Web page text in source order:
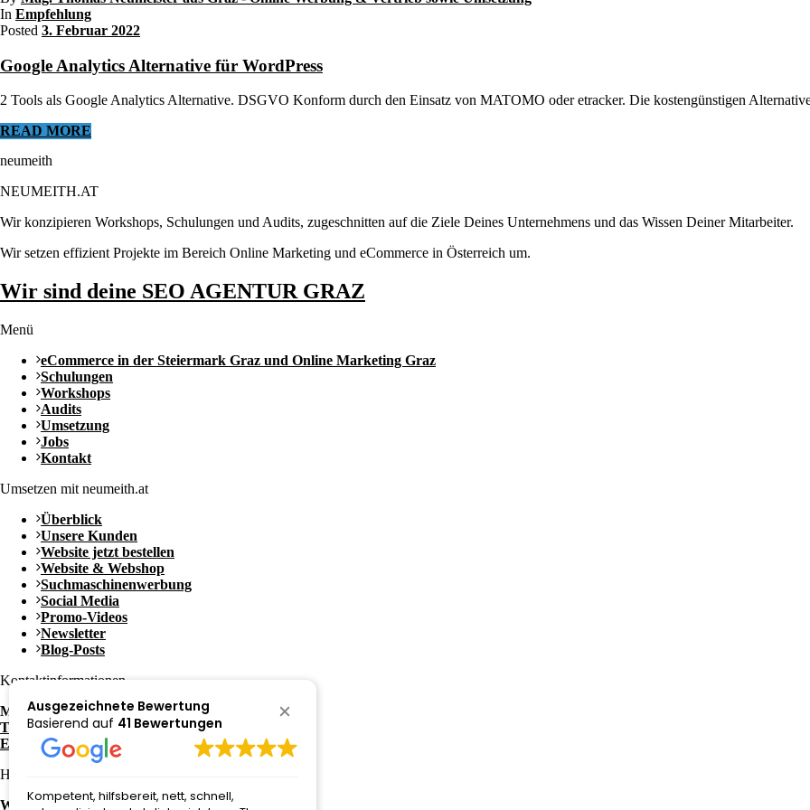
In Empfehlung
Posted 3. Februar 2022
Google Analytics Alternative für WordPress
2 Tools als Google Analytics Alternative. DSGVO Konform durch den Einsatz von MATOMO oder etracker. Die kostengünstigen
READ MORE
neumeith
NEUMEITH.AT
Wir konzipieren Workshops, Schulungen und Audits, zugeschnitten auf die Ziele Deines Unternehmens und das Wissen Deiner Mitarbeiter.
Wir setzen effizient Projekte im Bereich Online Marketing und eCommerce in Österreich um.
Wir sind deine SEO AGENTUR GRAZ
Menü
eCommerce in der Steiermark Graz und Online Marketing Graz
Schulungen
Workshops
Audits
Umsetzung
Jobs
Kontakt
Umsetzen mit neumeith.at
Überblick
Unsere Kunden
Website jetzt bestellen
Website & Webshop
Suchmaschinenwerbung
Social Media
Promo-Videos
Newsletter
Blog-Posts
Kontaktinformationen
Mag. Thomas Neumeister
Tel.: +43 650 / 3052081
E-Mail: office@neumeith.at
Häufige Fragen zu:
Website kaufen in Graz
Ausgezeichnete Bewertung
Basierend auf 41 Bewertungen
Kompetent, hilfsbereit, nett, schnell,